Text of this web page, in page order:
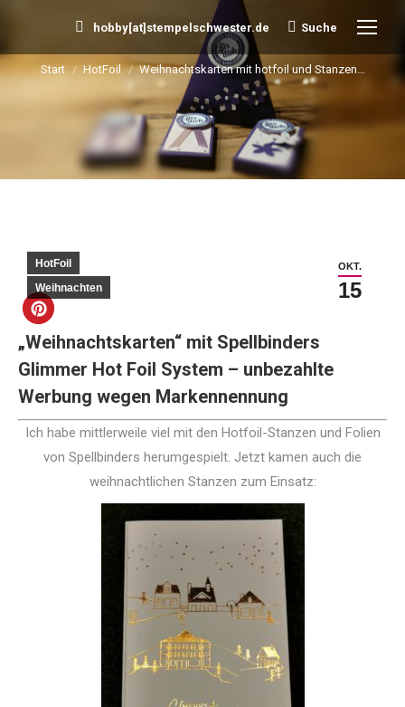
hobby[at]stempelschwester.de Search:
Suche
Sie befinden sich hier:
Start HotFoil Weihnachtskarten mit hotfoil und Stanzen…
OKT.
15
HotFoil
Weihnachten
„Weihnachtskarten“ mit Spellbinders
Glimmer Hot Foil System – unbezahlte
Werbung wegen Markennennung
Ich habe mittlerweile viel mit den Hotfoil-Stanzen und Folien
von Spellbinders herumgespielt. Jetzt kamen auch die
weihnachtlichen Stanzen zum Einsatz: